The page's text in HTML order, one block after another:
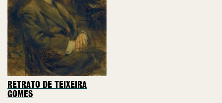
RETRATO DE TEIXEIRA
GOMES